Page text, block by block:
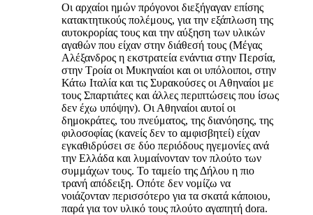
Οι αρχαίοι ημών πρόγονοι διεξήγαγαν επίσης
κατακτητικούς πολέμους, για την εξάπλωση της
αυτοκρορίας τους και την αύξηση των υλικών
αγαθών που είχαν στην διάθεσή τους (Μέγας
Αλέξανδρος η εκστρατεία ενάντια στην Περσία,
στην Τροία οι Μυκηναίοι και οι υπόλοιποι, στην
Κάτω Ιταλία και τις Συρακούσες οι Αθηναίοι με
τους Σπαρτιάτες και άλλες περιπτώσεις που ίσως
δεν έχω υπόψην). Οι Αθηναίοι αυτοί οι
δημοκράτες, του πνεύματος, της διανόησης, της
φιλοσοφίας (κανείς δεν το αμφισβητεί) είχαν
εγκαθιδρύσει σε δύο περιόδους ηγεμονίες ανά
την Ελλάδα και λυμαίνονταν τον πλούτο των
συμμάχων τους. Το ταμείο της Δήλου η πιο
τρανή απόδειξη. Οπότε δεν νομίζω να
νοιάζονταν περισσότερο για τα σκατά κάποιου,
παρά για τον υλικό τους πλούτο αγαπητή dora.